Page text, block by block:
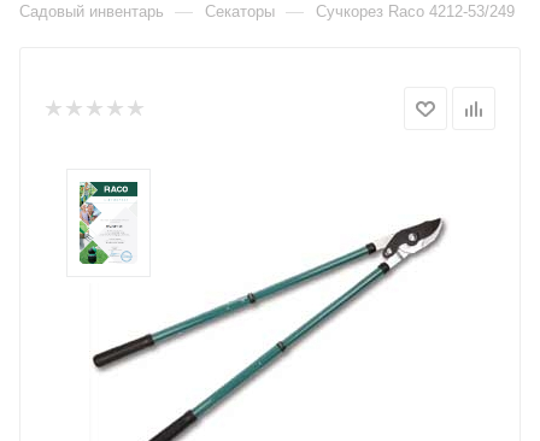
Садовый инвентарь — Секаторы — Сучкорез Raco 4212-53/249